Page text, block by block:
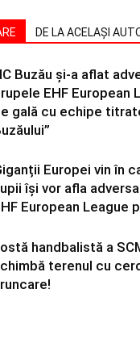
DE LA ACELAȘI
Buzău și-a aflat
EHF European
gală cu echipe
Europei vin în
își vor afla
European League
handbalistă a
terenul cu